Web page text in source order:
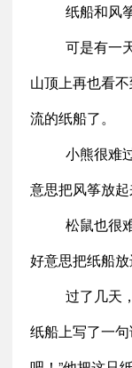
纸船和风
可是有一
山顶上再也看
流的纸船了。
小熊很难
意思把风筝放起
松鼠也很
好意思把纸船放
过了几天
纸船上写了一